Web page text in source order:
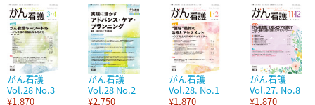
がん看護
Vol.28 No.3
¥1,870
がん看護
Vol.28 No.2
¥2,750
がん看護
Vol.28. No.1
¥1,870
がん看護
Vol.27. No.8
¥1,870